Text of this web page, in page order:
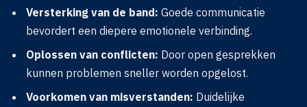
Versterking van de band: Goede communicatie
bevordert een diepere emotionele verbinding.
Oplossen van conflicten: Door open gesprekken
kunnen problemen sneller worden opgelost.
Voorkomen van misverstanden: Duidelijke